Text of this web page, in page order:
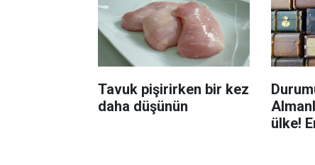
Tavuk pişirirken bir kez
daha düşünün
ülke!